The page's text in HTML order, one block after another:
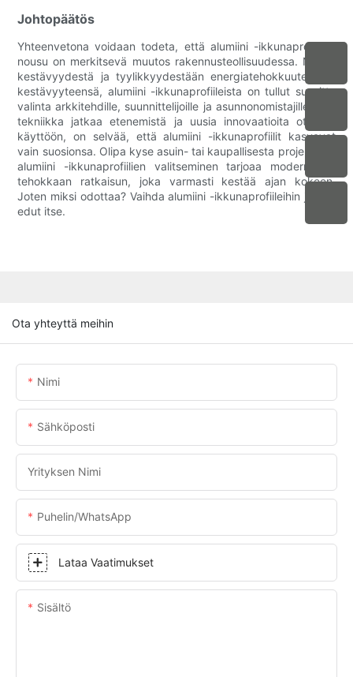
Johtopäätös
Yhteenvetona voidaan todeta, että alumiini -ikkunaprofiilien
nousu on merkitsevä muutos rakennusteollisuudessa. Niiden
kestävyydestä ja tyylikkyydestään energiatehokkuuteen ja
kestävyyteensä, alumiini -ikkunaprofiileista on tullut suosittu
valinta arkkitehdille, suunnittelijoille ja asunnonomistajille. Kun
tekniikka jatkaa etenemistä ja uusia innovaatioita otetaan
käyttöön, on selvää, että alumiini -ikkunaprofiilit kasvavat
vain suosionsa. Olipa kyse asuin- tai kaupallisesta projektista,
alumiini -ikkunaprofiilien valitseminen tarjoaa modernin ja
tehokkaan ratkaisun, joka varmasti kestää ajan kokeen.
Joten miksi odottaa? Vaihda alumiini -ikkunaprofiileihin ja koe
edut itse.
Ota yhteyttä meihin
Nimi
Sähköposti
Yrityksen Nimi
Puhelin/WhatsApp
Lataa Vaatimukset
Sisältö